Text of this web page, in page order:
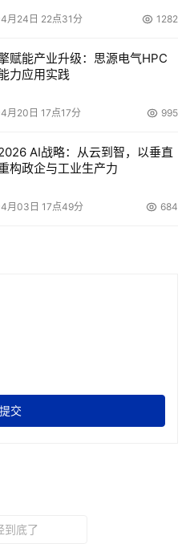
月24日 22点31分 1282
赋能产业升级：思源电气HPC
力应用实践
月20日 17点17分 995
AI战略：从云到智，以垂直
构政企与工业生产力
月03日 17点49分 684
提交
到底了